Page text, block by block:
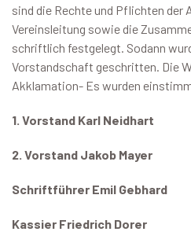
sind die Rechte und Pflichten der
Vereinsleitung sowie die
schriftlich festgelegt. Sodann
Vorstandschaft geschritten. Die
Akklamation- Es wurden
1. Vorstand Karl Neidhart
2. Vorstand Jakob Mayer
Schriftführer Emil Gebhard
Kassier Friedrich Dorer